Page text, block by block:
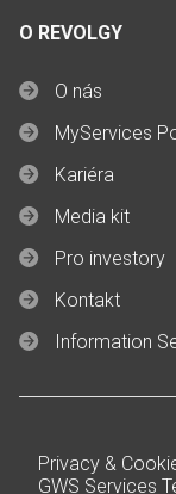
O REVOLGY
O nás
MyServices
Kariéra
Media kit
Pro investory
Kontakt
Information
Privacy &
GWS Services